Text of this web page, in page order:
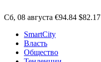
Сб, 08 августа €94.84 $82.17
SmartCity
Власть
Общество